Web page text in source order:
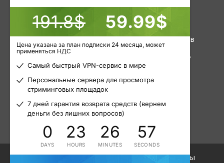
191.8$ 59.99$
Цена указана за план подписки 24 месяца, может
применяться НДС
Самый быстрый VPN-сервис в мире
Персональные сервера для просмотра
стриминговых площадок
7 дней гарантия возврата средств (вернем
деньги без лишних вопросов)
0
DAYS
23
HOURS
26
MINUTES
57
SECONDS
Услуги
VPN
Приватные прокси
Пакетные прокси
Мобильные прокси
Инструменты
Статус серверов
Узнать свой IP
© 2015 - 2026. ALTVPN. Все права защищены